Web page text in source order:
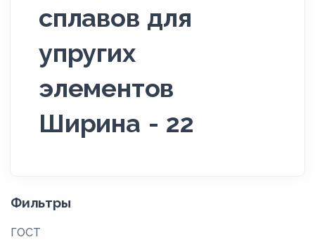
сплавов для
упругих
элементов
Ширина - 22
Фильтры
ГОСТ